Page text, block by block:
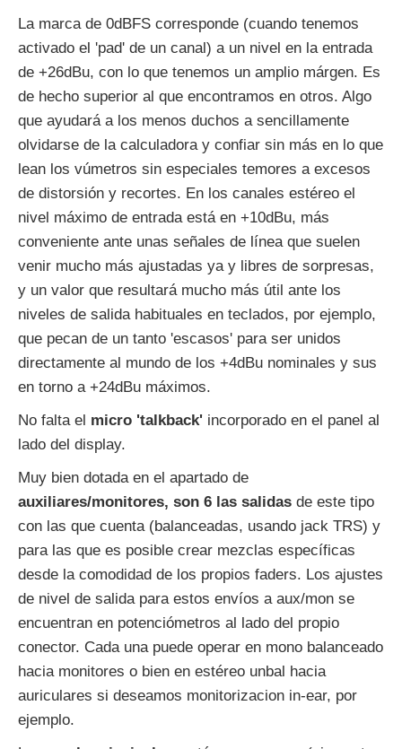
La marca de 0dBFS corresponde (cuando tenemos
activado el 'pad' de un canal) a un nivel en la entrada
de +26dBu, con lo que tenemos un amplio márgen. Es
de hecho superior al que encontramos en otros. Algo
que ayudará a los menos duchos a sencillamente
olvidarse de la calculadora y confiar sin más en lo que
lean los vúmetros sin especiales temores a excesos
de distorsión y recortes. En los canales estéreo el
nivel máximo de entrada está en +10dBu, más
conveniente ante unas señales de línea que suelen
venir mucho más ajustadas ya y libres de sorpresas,
y un valor que resultará mucho más útil ante los
niveles de salida habituales en teclados, por ejemplo,
que pecan de un tanto 'escasos' para ser unidos
directamente al mundo de los +4dBu nominales y sus
en torno a +24dBu máximos.
No falta el micro 'talkback' incorporado en el panel al
lado del display.
Muy bien dotada en el apartado de
auxiliares/monitores, son 6 las salidas de este tipo
con las que cuenta (balanceadas, usando jack TRS) y
para las que es posible crear mezclas específicas
desde la comodidad de los propios faders. Los ajustes
de nivel de salida para estos envíos a aux/mon se
encuentran en potenciómetros al lado del propio
conector. Cada una puede operar en mono balanceado
hacia monitores o bien en estéreo unbal hacia
auriculares si deseamos monitorizacion in-ear, por
ejemplo.